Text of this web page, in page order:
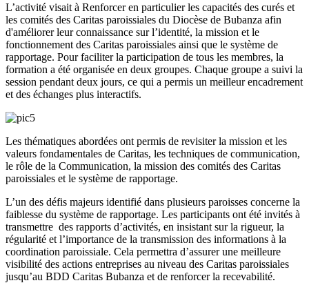
L’activité visait à Renforcer en particulier les capacités des curés et
les comités des Caritas paroissiales du Diocèse de Bubanza afin
d'améliorer leur connaissance sur l’identité, la mission et le
fonctionnement des Caritas paroissiales ainsi que le système de
rapportage. Pour faciliter la participation de tous les membres, la
formation a été organisée en deux groupes. Chaque groupe a suivi la
session pendant deux jours, ce qui a permis un meilleur encadrement
et des échanges plus interactifs.
Les thématiques abordées ont permis de revisiter la mission et les
valeurs fondamentales de Caritas, les techniques de communication,
le rôle de la Communication, la mission des comités des Caritas
paroissiales et le système de rapportage.
L’un des défis majeurs identifié dans plusieurs paroisses concerne la
faiblesse du système de rapportage. Les participants ont été invités à
transmettre des rapports d’activités, en insistant sur la rigueur, la
régularité et l’importance de la transmission des informations à la
coordination paroissiale. Cela permettra d’assurer une meilleure
visibilité des actions entreprises au niveau des Caritas paroissiales
jusqu’au BDD Caritas Bubanza et de renforcer la recevabilité.